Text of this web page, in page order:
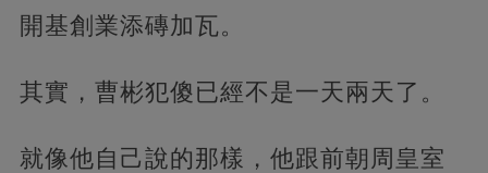
開基創業添磚加瓦。
其實，曹彬犯傻已經不是一天兩天了。
就像他自己說的那樣，他跟前朝周皇室